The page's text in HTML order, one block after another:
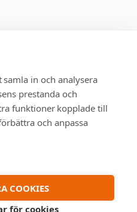
in och analysera
prestanda och
funktioner kopplade till
och anpassa
COOKIES
för cookies